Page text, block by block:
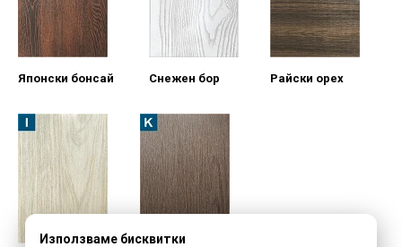
Японски бонсай Снежен бор Райски орех
Използваме бисквитки